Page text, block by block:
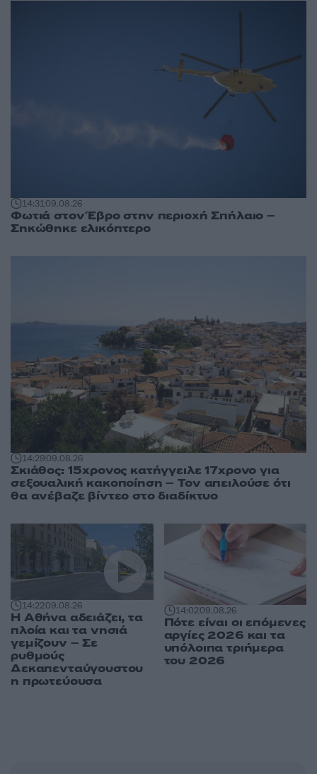
14:3109.08.26
Φωτιά στον Έβρο στην περιοχή Σπήλαιο –
Σηκώθηκε ελικόπτερο
14:2909.08.26
Σκιάθος: 15χρονος κατήγγειλε 17χρονο για
σεξουαλική κακοποίηση – Τον απειλούσε ότι
θα ανέβαζε βίντεο στο διαδίκτυο
14:2209.08.26
Η Αθήνα αδειάζει, τα
πλοία και τα νησιά
γεμίζουν – Σε
ρυθμούς
Δεκαπενταύγουστου
η πρωτεύουσα
14:0209.08.26
Πότε είναι οι επόμενες
αργίες 2026 και τα
υπόλοιπα τριήμερα
του 2026